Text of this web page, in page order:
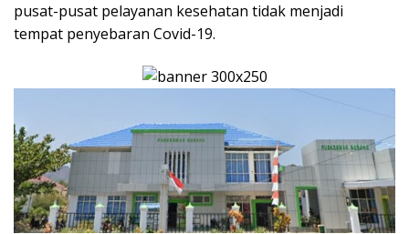
pusat-pusat pelayanan kesehatan tidak menjadi
tempat penyebaran Covid-19.